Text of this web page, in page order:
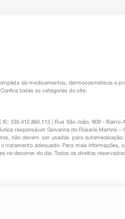
de medicamentos ,dermocosméticos e
Confira todas as categorias do site.
IE: 535.412.860.113 | Rua São João, 909 -
responsável: Giovanna do Rosario Martins –
não devem ser usadas para
tratamento adequado. Para mais
no decorrer do dia. Todos os direitos